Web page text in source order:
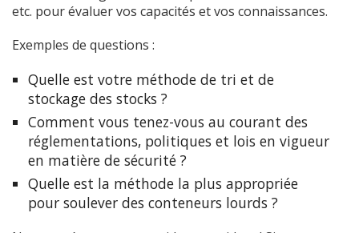
etc. pour évaluer vos capacités et vos connaissances.
Exemples de questions :
Quelle est votre méthode de tri et de
stockage des stocks ?
Comment vous tenez-vous au courant des
réglementations, politiques et lois en vigueur
en matière de sécurité ?
Quelle est la méthode la plus appropriée
pour soulever des conteneurs lourds ?